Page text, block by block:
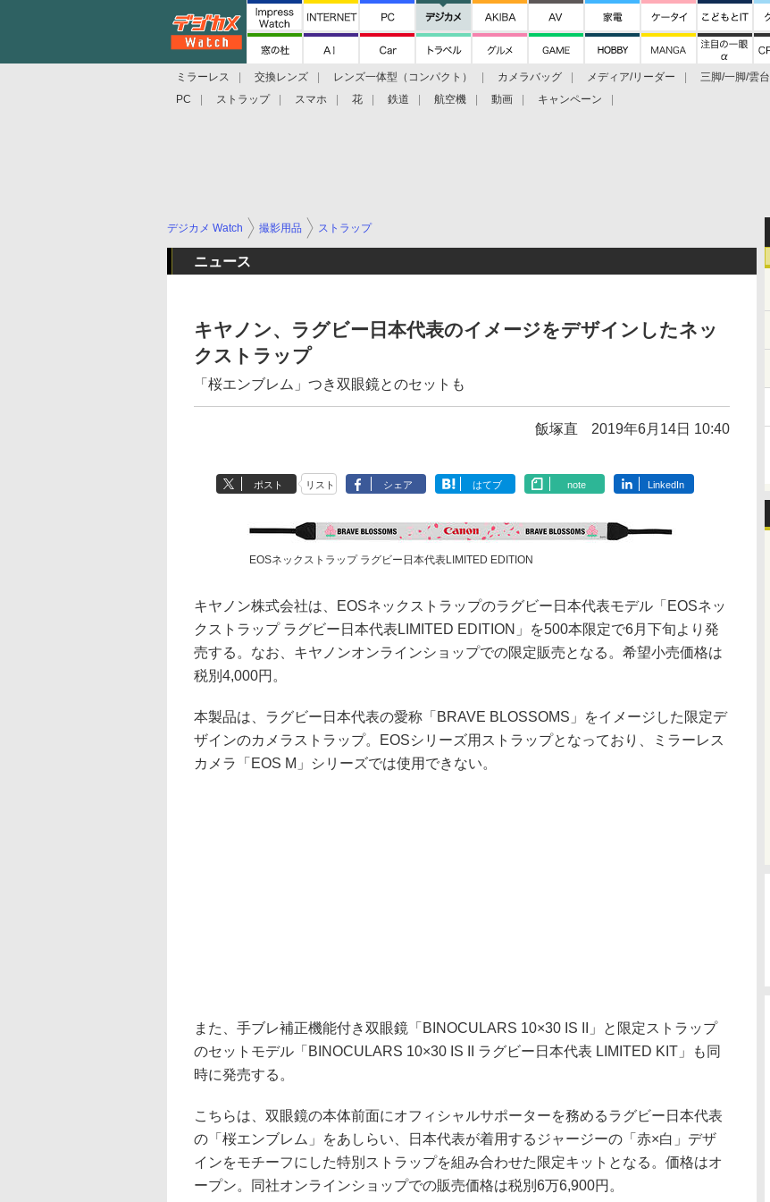
ミラーレス 交換レンズ レンズ一体型（コンパクト） カメラバッグ メディア/リーダー 三脚/一脚/雲台
PC
ストラップ スマホ 花 鉄道 航空機 動画 キャンペーン
デジカメ Watch 撮影用品 ストラップ
ニュース
キヤノン、ラグビー日本代表のイメージをデザインしたネッ
クストラップ
「桜エンブレム」つき双眼鏡とのセットも
飯塚直 2019年6月14日 10:40
ポスト リスト シェア はてブ note LinkedIn
EOSネックストラップ ラグビー日本代表LIMITED EDITION
キヤノン株式会社は、EOSネックストラップのラグビー日本代表モデル「EOSネッ
クストラップ ラグビー日本代表LIMITED EDITION」を500本限定で6月下旬より発
売する。なお、キヤノンオンラインショップでの限定販売となる。希望小売価格は
税別4,000円。
本製品は、ラグビー日本代表の愛称「BRAVE BLOSSOMS」をイメージした限定デ
ザインのカメラストラップ。EOSシリーズ用ストラップとなっており、ミラーレス
カメラ「EOS M」シリーズでは使用できない。
また、手ブレ補正機能付き双眼鏡「BINOCULARS 10×30 IS II」と限定ストラップ
のセットモデル「BINOCULARS 10×30 IS II ラグビー日本代表 LIMITED KIT」も同
時に発売する。
こちらは、双眼鏡の本体前面にオフィシャルサポーターを務めるラグビー日本代表
の「桜エンブレム」をあしらい、日本代表が着用するジャージーの「赤×白」デザ
インをモチーフにした特別ストラップを組み合わせた限定キットとなる。価格はオ
ープン。同社オンラインショップでの販売価格は税別6万6,900円。